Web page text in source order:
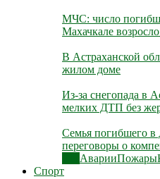
МЧС: число
Махачкале
В Астраханской
жилом доме
Из-за снегопада в
мелких ДТП без
Семья погибшего
переговоры о
АварииПожары
Спорт